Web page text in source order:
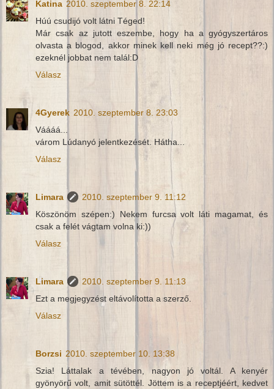
Katina 2010. szeptember 8. 22:14
Húú csudijó volt látni Téged!
Már csak az jutott eszembe, hogy ha a gyógyszertáros
olvasta a blogod, akkor minek kell neki még jó recept??:)
ezeknél jobbat nem talál:D
Válasz
4Gyerek 2010. szeptember 8. 23:03
Váááá...
várom Lúdanyó jelentkezését. Hátha...
Válasz
Limara
2010. szeptember 9. 11:12
Köszönöm szépen:) Nekem furcsa volt láti magamat, és
csak a felét vágtam volna ki:))
Válasz
Limara
2010. szeptember 9. 11:13
Ezt a megjegyzést eltávolította a szerző.
Válasz
Borzsi 2010. szeptember 10. 13:38
Szia! Láttalak a tévében, nagyon jó voltál. A kenyér
gyönyörű volt, amit sütöttél. Jöttem is a receptjéért, kedvet